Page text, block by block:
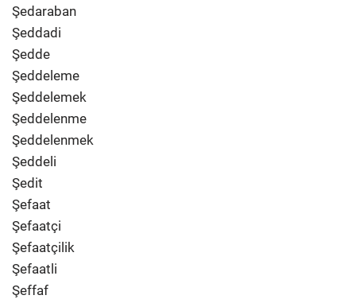
Şedaraban
Şeddadi
Şedde
Şeddeleme
Şeddelemek
Şeddelenme
Şeddelenmek
Şeddeli
Şedit
Şefaat
Şefaatçi
Şefaatçilik
Şefaatli
Şeffaf